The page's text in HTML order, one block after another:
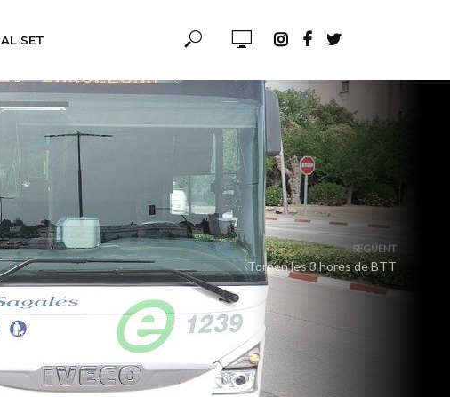
SET
SEGÜENT
Tornen les 3 hores de BTT